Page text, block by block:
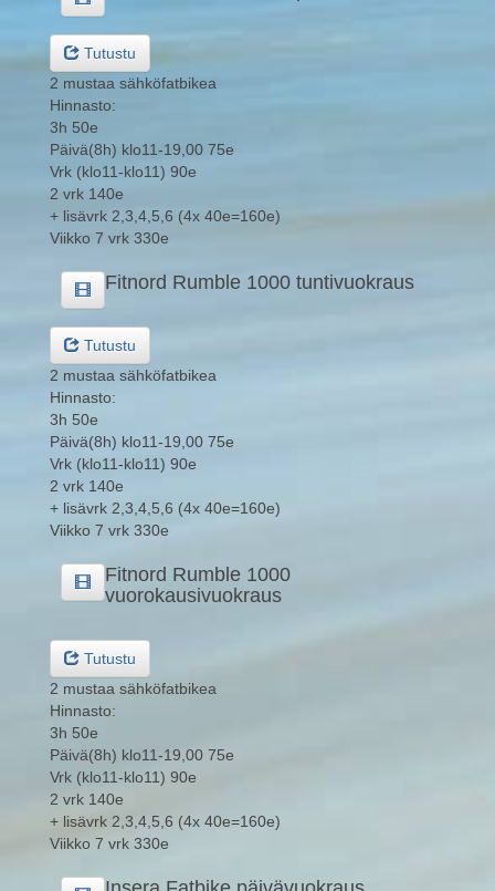
Tutustu
2 mustaa sähköfatbikea
Hinnasto:
3h 50e
Päivä(8h) klo11-19,00 75e
Vrk (klo11-klo11) 90e
2 vrk 140e
+ lisävrk 2,3,4,5,6 (4x 40e=160e)
Viikko 7 vrk 330e
Fitnord Rumble 1000 tuntivuokraus
Tutustu
2 mustaa sähköfatbikea
Hinnasto:
3h 50e
Päivä(8h) klo11-19,00 75e
Vrk (klo11-klo11) 90e
2 vrk 140e
+ lisävrk 2,3,4,5,6 (4x 40e=160e)
Viikko 7 vrk 330e
Fitnord Rumble 1000
vuorokausivuokraus
Tutustu
2 mustaa sähköfatbikea
Hinnasto:
3h 50e
Päivä(8h) klo11-19,00 75e
Vrk (klo11-klo11) 90e
2 vrk 140e
+ lisävrk 2,3,4,5,6 (4x 40e=160e)
Viikko 7 vrk 330e